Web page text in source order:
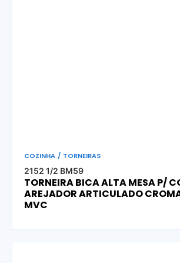
COZINHA / TORNEIRAS
2152 1/2 BM59
TORNEIRA BICA ALTA MESA P/
AREJADOR ARTICULADO
MVC